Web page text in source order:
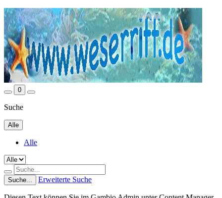
0
Suche
Alle
Alle
Suche... Erweiterte Suche